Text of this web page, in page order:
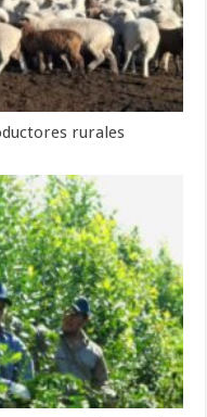
rurales